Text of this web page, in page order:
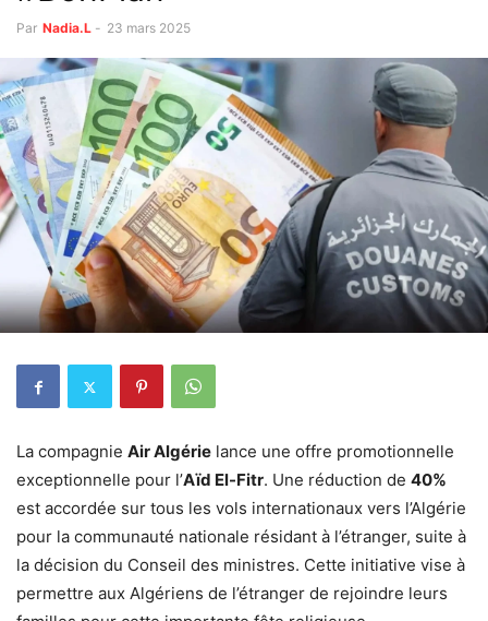
Par Nadia.L - 23 mars 2025
La compagnie Air Algérie lance une offre promotionnelle
exceptionnelle pour l’Aïd El-Fitr. Une réduction de 40%
est accordée sur tous les vols internationaux vers l’Algérie
pour la communauté nationale résidant à l’étranger, suite à
la décision du Conseil des ministres. Cette initiative vise à
permettre aux Algériens de l’étranger de rejoindre leurs